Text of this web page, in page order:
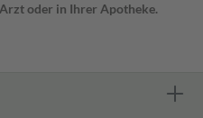
oder in Ihrer Apotheke.